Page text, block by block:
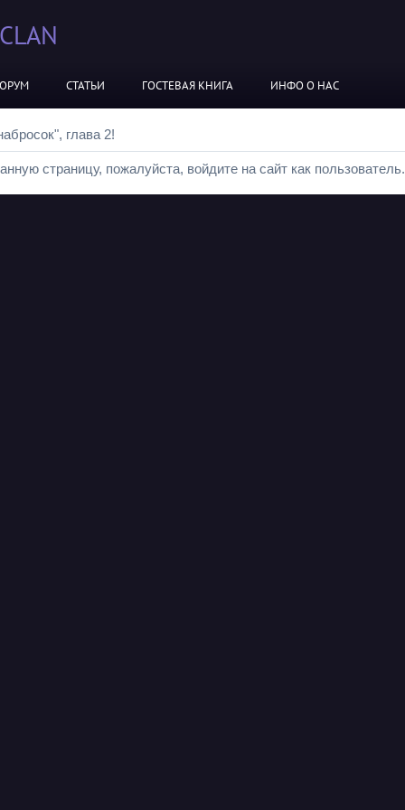
СТАТЬИ ГОСТЕВАЯ КНИГА ИНФО О НАС
глава 2!
страницу, пожалуйста, войдите на сайт как пользователь.